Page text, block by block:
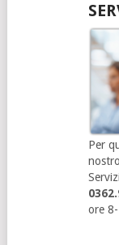
Per
nostro
ore